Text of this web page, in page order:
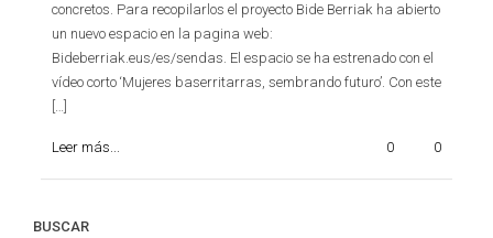
concretos. Para recopilarlos el proyecto Bide Berriak ha abierto
un nuevo espacio en la pagina web:
Bideberriak.eus/es/sendas. El espacio se ha estrenado con el
vídeo corto ‘Mujeres baserritarras, sembrando futuro’. Con este
[…]
Leer más... 0 0
BUSCAR